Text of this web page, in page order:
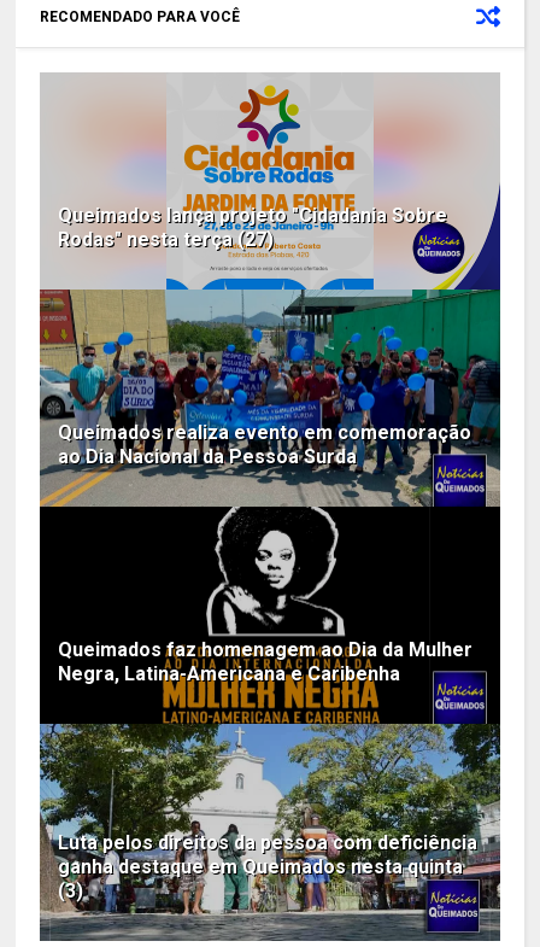
RECOMENDADO PARA VOCÊ
Queimados lança projeto "Cidadania Sobre
Rodas" nesta terça (27)
Queimados realiza evento em comemoração
ao Dia Nacional da Pessoa Surda
Queimados faz homenagem ao Dia da Mulher
Negra, Latina-Americana e Caribenha
Luta pelos direitos da pessoa com deficiência
ganha destaque em Queimados nesta quinta
(3)